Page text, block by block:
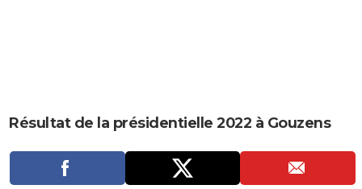
CARTE DE VOEUX
DICTIONNAIRE
Dictionnaire
Biographies
Expressions
Proverbes
PROGRAMME TV
Résultat de la présidentielle 2022 à Gouzens